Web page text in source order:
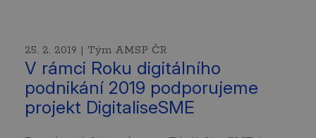
25. 2. 2019 | Tým AMSP ČR
V rámci Roku digitálního
podnikání 2019 podporujeme
projekt DigitaliseSME